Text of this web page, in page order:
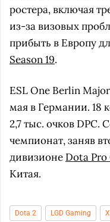
ростера, включая
из-за визовых
прибыть в Европу
Season 19.
ESL One Berlin
мая в Германии. 18
2,7 тыс. очков DPC.
чемпионат, заняв
дивизионе Dota Pro
Китая.
Dota 2 LGD Gaming